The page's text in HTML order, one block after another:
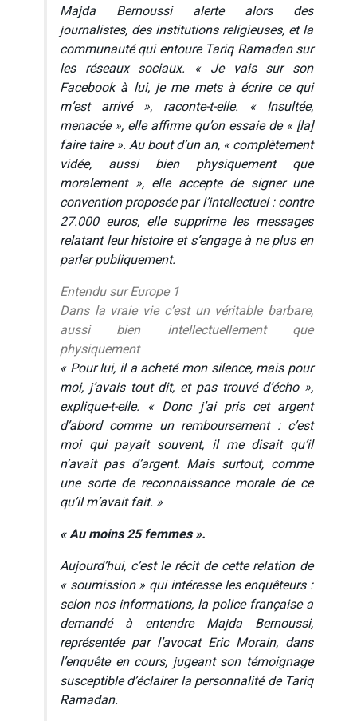
Majda Bernoussi alerte alors des
journalistes, des institutions religieuses, et la
communauté qui entoure Tariq Ramadan sur
les réseaux sociaux. « Je vais sur son
Facebook à lui, je me mets à écrire ce qui
m’est arrivé », raconte-t-elle. « Insultée,
menacée », elle affirme qu’on essaie de « [la]
faire taire ». Au bout d’un an, « complètement
vidée, aussi bien physiquement que
moralement », elle accepte de signer une
convention proposée par l’intellectuel : contre
27.000 euros, elle supprime les messages
relatant leur histoire et s’engage à ne plus en
parler publiquement.
Entendu sur Europe 1
Dans la vraie vie c’est un véritable barbare,
aussi bien intellectuellement que
physiquement
« Pour lui, il a acheté mon silence, mais pour
moi, j’avais tout dit, et pas trouvé d’écho »,
explique-t-elle. « Donc j’ai pris cet argent
d’abord comme un remboursement : c’est
moi qui payait souvent, il me disait qu’il
n’avait pas d’argent. Mais surtout, comme
une sorte de reconnaissance morale de ce
qu’il m’avait fait. »
« Au moins 25 femmes ».
Aujourd’hui, c’est le récit de cette relation de
« soumission » qui intéresse les enquêteurs :
selon nos informations, la police française a
demandé à entendre Majda Bernoussi,
représentée par l’avocat Eric Morain, dans
l’enquête en cours, jugeant son témoignage
susceptible d’éclairer la personnalité de Tariq
Ramadan.